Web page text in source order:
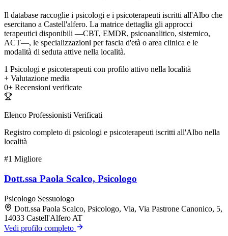
Il database raccoglie i psicologi e i psicoterapeuti iscritti all'Albo che
esercitano a Castell'alfero. La matrice dettaglia gli approcci
terapeutici disponibili —CBT, EMDR, psicoanalitico, sistemico,
ACT—, le specializzazioni per fascia d'età o area clinica e le
modalità di seduta attive nella località.
1 Psicologi e psicoterapeuti con profilo attivo nella località
+ Valutazione media
0+ Recensioni verificate
Elenco Professionisti Verificati
Registro completo di psicologi e psicoterapeuti iscritti all'Albo nella
località
#1 Migliore
Dott.ssa Paola Scalco, Psicologo
Psicologo Sessuologo
Dott.ssa Paola Scalco, Psicologo, Via, Via Pastrone Canonico, 5,
14033 Castell'Alfero AT
Vedi profilo completo